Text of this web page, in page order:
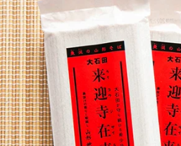
した県産の玄蕎麦
粉を使用しており
麺に仕上げている
にもこだわった。
蔵王高原産の唐辛